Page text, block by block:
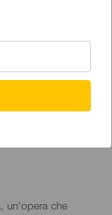
un'opera che